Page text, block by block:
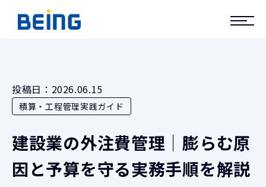
積算・工程管理実践ガイド
投稿日： 2026.06.15
建設業の外注費管理｜膨らむ原
因と予算を守る実務手順を解説